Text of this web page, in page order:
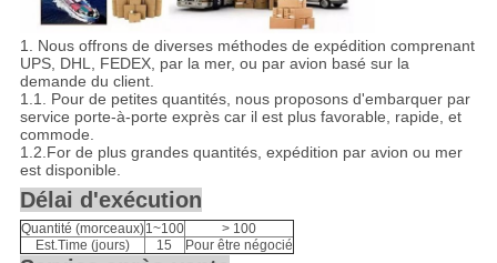
1. Nous offrons de diverses méthodes de expédition comprenant
UPS, DHL, FEDEX, par la mer, ou par avion basé sur la
demande du client.
1.1. Pour de petites quantités, nous proposons d'embarquer par
service porte-à-porte exprès car il est plus favorable, rapide, et
commode.
1.2.For de plus grandes quantités, expédition par avion ou mer
est disponible.
Délai d'exécution
Quantité (morceaux)1~100
> 100
Est.Time (jours)
15 Pour être négocié